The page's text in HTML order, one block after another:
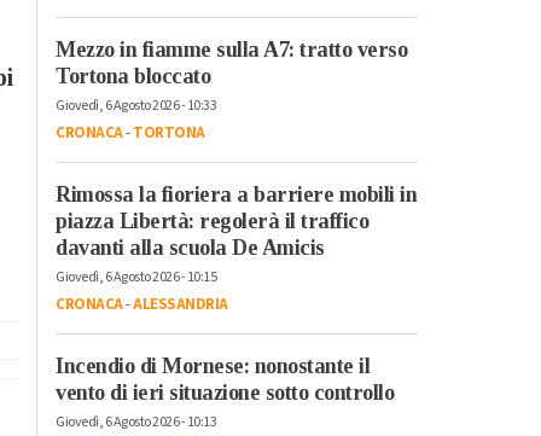
Mezzo in fiamme sulla A7: tratto verso
Tortona bloccato
Giovedì, 6 Agosto 2026 - 10:33
CRONACA-TORTONA
Rimossa la fioriera a barriere mobili in
piazza Libertà: regolerà il traffico
davanti alla scuola De Amicis
Giovedì, 6 Agosto 2026 - 10:15
CRONACA-ALESSANDRIA
Incendio di Mornese: nonostante il
vento di ieri situazione sotto controllo
Giovedì, 6 Agosto 2026 - 10:13